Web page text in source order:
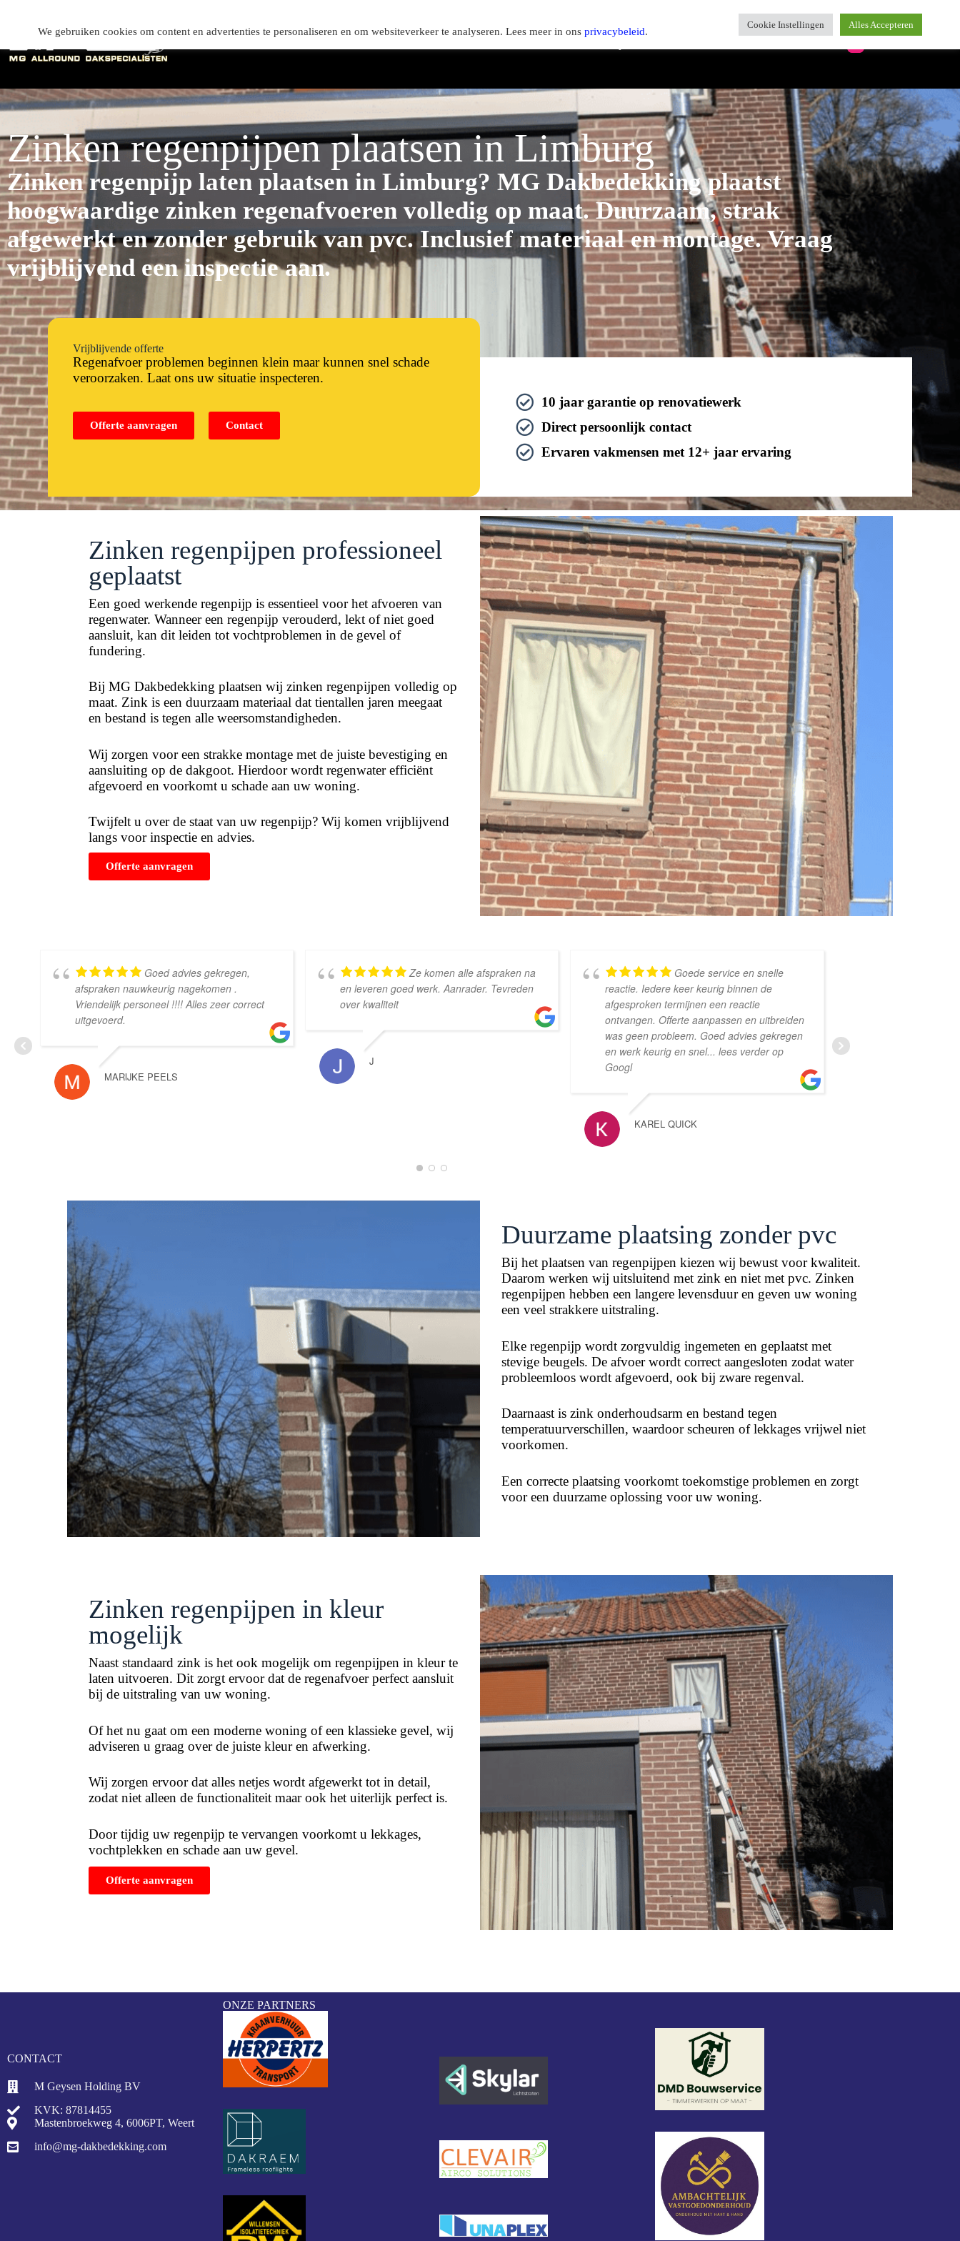
Zinken regenpijpen plaatsen in Limburg
Zinken regenpijp laten plaatsen in Limburg? MG Dakbedekking plaatst
hoogwaardige zinken regenafvoeren volledig op maat. Duurzaam, strak
afgewerkt en zonder gebruik van pvc. Inclusief materiaal en montage. Vraag
vrijblijvend een inspectie aan.
Vrijblijvende offerte
Regenafvoer problemen beginnen klein maar kunnen snel schade
veroorzaken. Laat ons uw situatie inspecteren.
Offerte aanvragen Contact
10 jaar garantie op renovatiewerk
Direct persoonlijk contact
Ervaren vakmensen met 12+ jaar ervaring
Zinken regenpijpen professioneel
geplaatst
Een goed werkende regenpijp is essentieel voor het afvoeren van
regenwater. Wanneer een regenpijp verouderd, lekt of niet goed
aansluit, kan dit leiden tot vochtproblemen in de gevel of
fundering.
Bij MG Dakbedekking plaatsen wij zinken regenpijpen volledig op
maat. Zink is een duurzaam materiaal dat tientallen jaren meegaat
en bestand is tegen alle weersomstandigheden.
Wij zorgen voor een strakke montage met de juiste bevestiging en
aansluiting op de dakgoot. Hierdoor wordt regenwater efficiënt
afgevoerd en voorkomt u schade aan uw woning.
Twijfelt u over de staat van uw regenpijp? Wij komen vrijblijvend
langs voor inspectie en advies.
Offerte aanvragen
Goed advies gekregen,
afspraken nauwkeurig nagekomen .
Vriendelijk personeel !!!! Alles zeer correct
uitgevoerd.
MARIJKE PEELS
Ze komen alle afspraken na
en leveren goed werk. Aanrader. Tevreden
over kwaliteit
J
Goede service en snelle
reactie. Iedere keer keurig binnen de
afgesproken termijnen een reactie
ontvangen. Offerte aanpassen en uitbreiden
was geen probleem. Goed advies gekregen
en werk keurig en snel... lees verder op
Googl
KAREL QUICK
Duurzame plaatsing zonder pvc
Bij het plaatsen van regenpijpen kiezen wij bewust voor kwaliteit.
Daarom werken wij uitsluitend met zink en niet met pvc. Zinken
regenpijpen hebben een langere levensduur en geven uw woning
een veel strakkere uitstraling.
Elke regenpijp wordt zorgvuldig ingemeten en geplaatst met
stevige beugels. De afvoer wordt correct aangesloten zodat water
probleemloos wordt afgevoerd, ook bij zware regenval.
Daarnaast is zink onderhoudsarm en bestand tegen
temperatuurverschillen, waardoor scheuren of lekkages vrijwel niet
voorkomen.
Een correcte plaatsing voorkomt toekomstige problemen en zorgt
voor een duurzame oplossing voor uw woning.
Zinken regenpijpen in kleur
mogelijk
Naast standaard zink is het ook mogelijk om regenpijpen in kleur te
laten uitvoeren. Dit zorgt ervoor dat de regenafvoer perfect aansluit
bij de uitstraling van uw woning.
Of het nu gaat om een moderne woning of een klassieke gevel, wij
adviseren u graag over de juiste kleur en afwerking.
Wij zorgen ervoor dat alles netjes wordt afgewerkt tot in detail,
zodat niet alleen de functionaliteit maar ook het uiterlijk perfect is.
Door tijdig uw regenpijp te vervangen voorkomt u lekkages,
vochtplekken en schade aan uw gevel.
Offerte aanvragen
CONTACT
M Geysen Holding BV
KVK: 87814455
Mastenbroekweg 4, 6006PT, Weert
info@mg-dakbedekking.com
ONZE PARTNERS
We gebruiken cookies om content en advertenties te personaliseren en om websiteverkeer te analyseren. Lees meer in ons privacybeleid.
Cookie Instellingen Alles Accepteren